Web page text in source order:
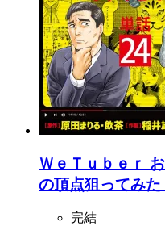
ＷｅＴｕｂｅｒ
の頂点狙ってみた
完結